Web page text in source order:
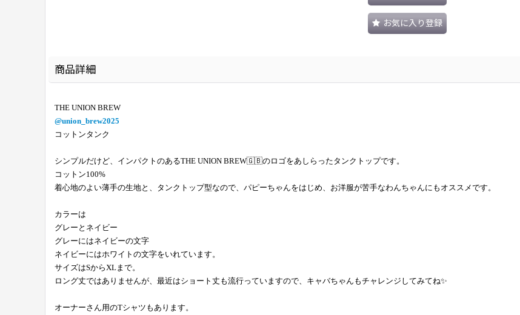
お気に入り登録
商品詳細
THE UNION BREW
@union_brew2025
コットンタンク
シンプルだけど、インパクトのあるTHE UNION BREW🇬🇧のロゴをあしらったタンクトップです。
コットン100%
着心地のよい薄手の生地と、タンクトップ型なので、パピーちゃんをはじめ、お洋服が苦手なわんちゃんにもオススメです。
カラーは
グレーとネイビー
グレーにはネイビーの文字
ネイビーにはホワイトの文字をいれています。
サイズはSからXLまで。
ロング丈ではありませんが、最近はショート丈も流行っていますので、キャバちゃんもチャレンジしてみてね✨
オーナーさん用のTシャツもあります。